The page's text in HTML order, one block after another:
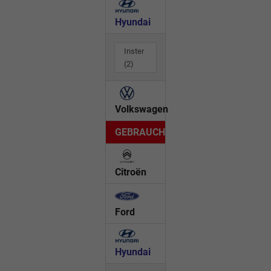
Hyundai
Inster
(2)
Volkswagen
GEBRAUCHTWAGEN
Citroën
Ford
Hyundai